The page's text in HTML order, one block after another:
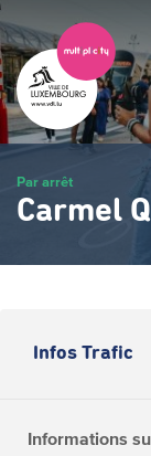
Passer
au
contenu
principal
Par arrêt
Carmel
Infos Trafic
Informations